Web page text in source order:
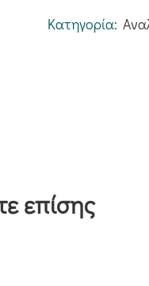
Κατηγορία:
επίσης